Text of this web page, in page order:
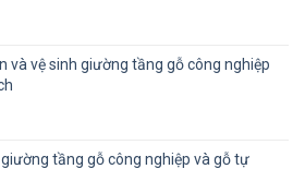
và vệ sinh giường tầng gỗ công nghiệp
tầng gỗ công nghiệp và gỗ tự